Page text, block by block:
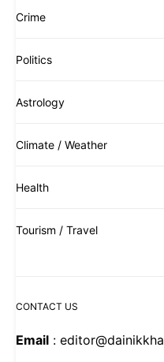
Crime
Politics
Astrology
Climate / Weather
Health
Tourism / Travel
CONTACT US
Email :